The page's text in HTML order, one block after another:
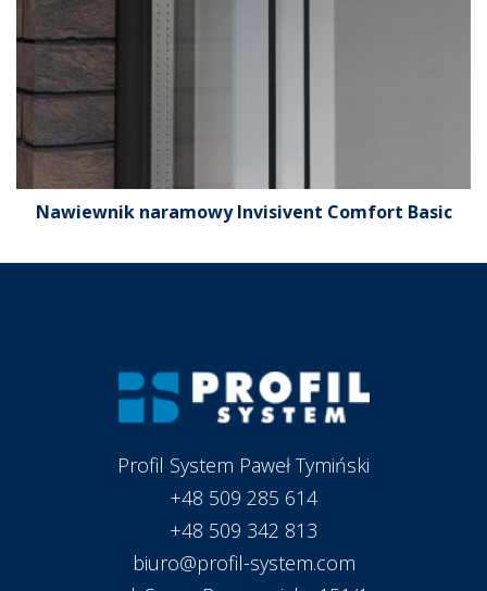
Nawiewnik naramowy Invisivent Comfort Basic
Profil System Paweł Tymiński
+48 509 285 614
+48 509 342 813
biuro@profil-system.com